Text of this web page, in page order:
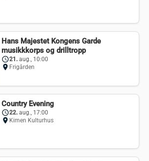
Hans Majestet Kongens Garde
musikkkorps og drilltropp
schedule21. aug., 10:00
location_on Frigården
Country Evening
schedule22. aug., 17:00
location_on Kimen Kulturhus